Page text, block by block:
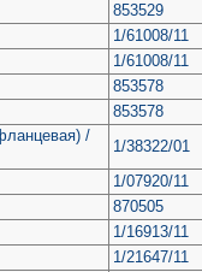
853529
1/61008/11
1/61008/11
853578
853578
/
1/38322/01
1/07920/11
870505
1/16913/11
1/21647/11